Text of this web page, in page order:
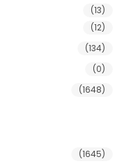
(13)
(12)
(134)
(0)
(1648)
(1645)